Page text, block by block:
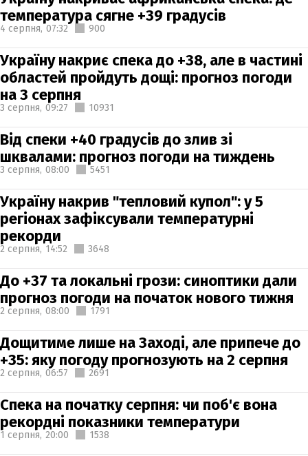
температура сягне +39 градусів
4 серпня, 07:32 900
Україну накриє спека до +38, але в частині
областей пройдуть дощі: прогноз погоди
на 3 серпня
3 серпня, 09:27 10931
Від спеки +40 градусів до злив зі
шквалами: прогноз погоди на тиждень
3 серпня, 08:00 5451
Україну накрив "тепловий купол": у 5
регіонах зафіксували температурні
рекорди
2 серпня, 14:52 3648
До +37 та локальні грози: синоптики дали
прогноз погоди на початок нового тижня
2 серпня, 08:00 1791
Дощитиме лише на Заході, але припече до
+35: яку погоду прогнозують на 2 серпня
2 серпня, 06:57 2691
Спека на початку серпня: чи поб'є вона
рекордні показники температури
1 серпня, 20:00 1538